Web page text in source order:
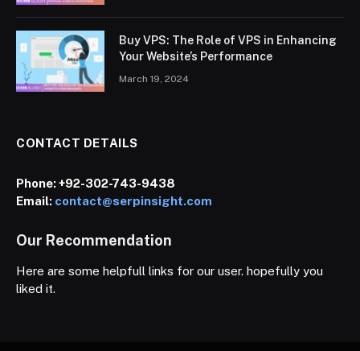
Buy VPS: The Role of VPS in Enhancing
Your Website’s Performance
March 19, 2024
CONTACT DETAILS
Phone:+92-302-743-9438
Email: contact@serpinsight.com
Our Recommendation
Here are some helpfull links for our user. hopefully you
liked it.